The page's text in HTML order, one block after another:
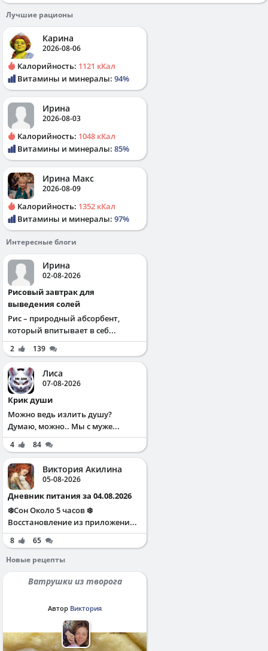
Лучшие рационы
Карина
2026-08-06
Калорийность: 1121 кКал
Витамины и минералы: 94%
Ирина
2026-08-03
Калорийность: 1048 кКал
Витамины и минералы: 85%
Ирина Макс
2026-08-09
Калорийность: 1352 кКал
Витамины и минералы: 97%
Интересные блоги
Ирина
02-08-2026
Рисовый завтрак для
выведения солей
Рис – природный абсорбент,
который впитывает в себ...
2 139
Лиса
07-08-2026
Крик души
Можно ведь излить душу?
Думаю, можно.. Мы с муже...
4 84
Виктория Акилина
05-08-2026
Дневник питания за 04.08.2026
❄️Сон Около 5 часов ❄️
Восстановление из приложени...
8
65
Новые рецепты
Ватрушки из творога
Автор Виктория